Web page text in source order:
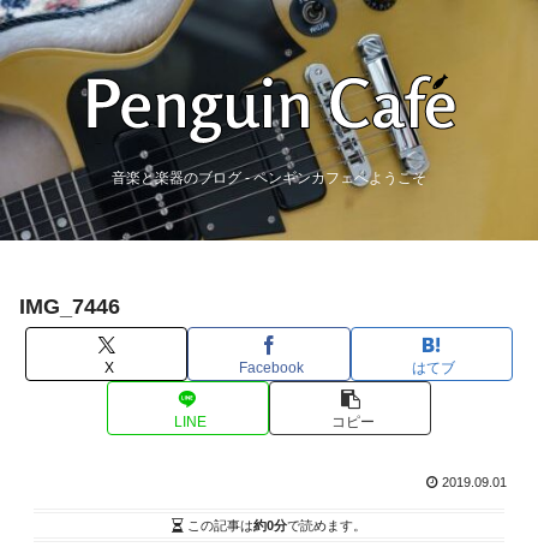
音楽と楽器のブログ - ペンギンカフェへようこそ
IMG_7446
X Facebook はてブ
LINE コピー
2019.09.01
この記事は約0分で読めます。